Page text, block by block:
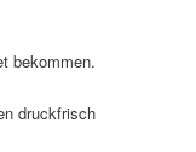
bekommen.
druckfrisch